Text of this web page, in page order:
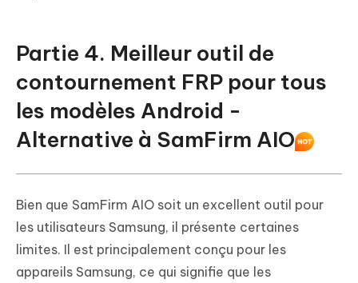
Partie 4. Meilleur outil de
contournement FRP pour tous
les modèles Android -
Alternative à SamFirm AIO
Bien que SamFirm AIO soit un excellent outil pour
les utilisateurs Samsung, il présente certaines
limites. Il est principalement conçu pour les
appareils Samsung, ce qui signifie que les